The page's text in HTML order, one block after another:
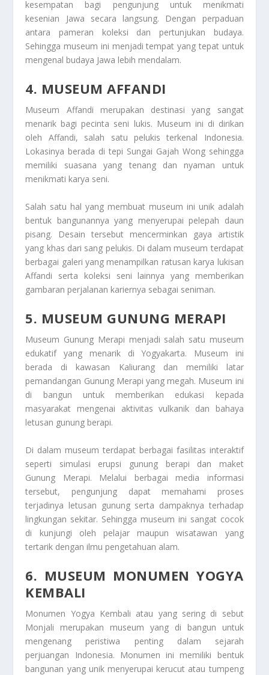
kesempatan bagi pengunjung untuk menikmati
kesenian Jawa secara langsung. Dengan perpaduan
antara pameran koleksi dan pertunjukan budaya.
Sehingga museum ini menjadi tempat yang tepat untuk
mengenal budaya Jawa lebih mendalam.
4. MUSEUM AFFANDI
Museum Affandi merupakan destinasi yang sangat
menarik bagi pecinta seni lukis. Museum ini di dirikan
oleh Affandi, salah satu pelukis terkenal Indonesia.
Lokasinya berada di tepi Sungai Gajah Wong sehingga
memiliki suasana yang tenang dan nyaman untuk
menikmati karya seni.
Salah satu hal yang membuat museum ini unik adalah
bentuk bangunannya yang menyerupai pelepah daun
pisang. Desain tersebut mencerminkan gaya artistik
yang khas dari sang pelukis. Di dalam museum terdapat
berbagai galeri yang menampilkan ratusan karya lukisan
Affandi serta koleksi seni lainnya yang memberikan
gambaran perjalanan kariernya sebagai seniman.
5. MUSEUM GUNUNG MERAPI
Museum Gunung Merapi menjadi salah satu museum
edukatif yang menarik di Yogyakarta. Museum ini
berada di kawasan Kaliurang dan memiliki latar
pemandangan Gunung Merapi yang megah. Museum ini
di bangun untuk memberikan edukasi kepada
masyarakat mengenai aktivitas vulkanik dan bahaya
letusan gunung berapi.
Di dalam museum terdapat berbagai fasilitas interaktif
seperti simulasi erupsi gunung berapi dan maket
Gunung Merapi. Melalui berbagai media informasi
tersebut, pengunjung dapat memahami proses
terjadinya letusan gunung serta dampaknya terhadap
lingkungan sekitar. Sehingga museum ini sangat cocok
di kunjungi oleh pelajar maupun wisatawan yang
tertarik dengan ilmu pengetahuan alam.
6. MUSEUM MONUMEN YOGYA
KEMBALI
Monumen Yogya Kembali atau yang sering di sebut
Monjali merupakan museum yang di bangun untuk
mengenang peristiwa penting dalam sejarah
perjuangan Indonesia. Monumen ini memiliki bentuk
bangunan yang unik menyerupai kerucut atau tumpeng